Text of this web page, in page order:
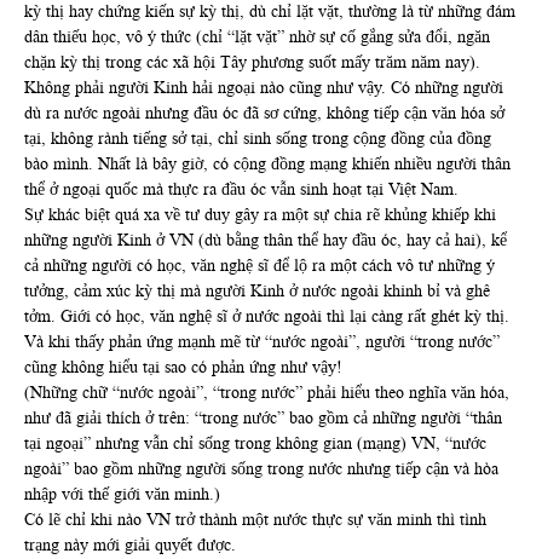
kỳ thị hay chứng kiến sự kỳ thị, dù chỉ lặt vặt, thường là từ những đám
dân thiếu học, vô ý thức (chỉ “lặt vặt” nhờ sự cố gắng sửa đổi, ngăn
chặn kỳ thị trong các xã hội Tây phương suốt mấy trăm năm nay).
Không phải người Kinh hải ngoại nào cũng như vậy. Có những người
dù ra nước ngoài nhưng đầu óc đã sơ cứng, không tiếp cận văn hóa sở
tại, không rành tiếng sở tại, chỉ sinh sống trong cộng đồng của đồng
bào mình. Nhất là bây giờ, có cộng đồng mạng khiến nhiều người thân
thể ở ngoại quốc mà thực ra đầu óc vẫn sinh hoạt tại Việt Nam.
Sự khác biệt quá xa về tư duy gây ra một sự chia rẽ khủng khiếp khi
những người Kinh ở VN (dù bằng thân thể hay đầu óc, hay cả hai), kể
cả những người có học, văn nghệ sĩ để lộ ra một cách vô tư những ý
tưởng, cảm xúc kỳ thị mà người Kinh ở nước ngoài khinh bỉ và ghê
tởm. Giới có học, văn nghệ sĩ ở nước ngoài thì lại càng rất ghét kỳ thị.
Và khi thấy phản ứng mạnh mẽ từ “nước ngoài”, người “trong nước”
cũng không hiểu tại sao có phản ứng như vậy!
(Những chữ “nước ngoài”, “trong nước” phải hiểu theo nghĩa văn hóa,
như đã giải thích ở trên: “trong nước” bao gồm cả những người “thân
tại ngoại” nhưng vẫn chỉ sống trong không gian (mạng) VN, “nước
ngoài” bao gồm những người sống trong nước nhưng tiếp cận và hòa
nhập với thế giới văn minh.)
Có lẽ chỉ khi nào VN trở thành một nước thực sự văn minh thì tình
trạng này mới giải quyết được.